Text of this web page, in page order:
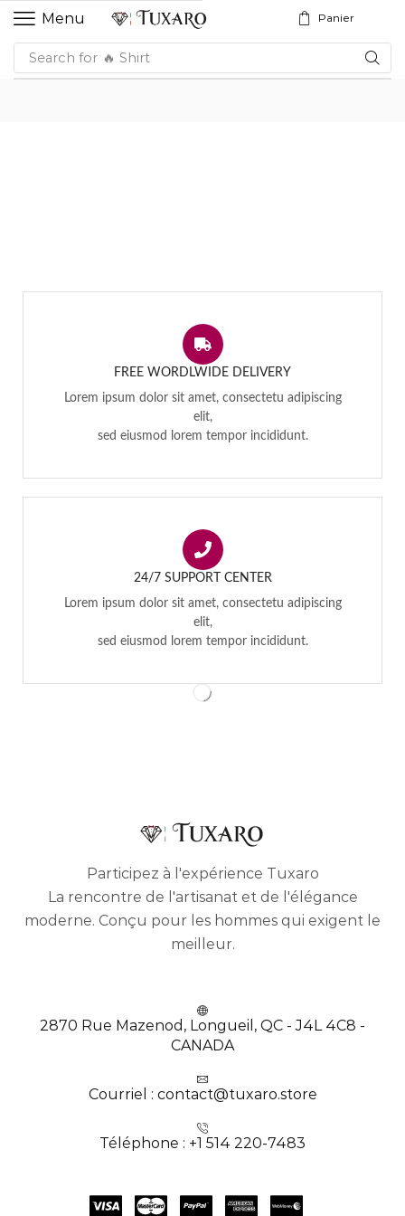
Menu Panier
Search for 🔥 Shirt
FREE WORDLWIDE DELIVERY
Lorem ipsum dolor sit amet, consectetu adipiscing
elit,
sed eiusmod lorem tempor incididunt.
24/7 SUPPORT CENTER
Lorem ipsum dolor sit amet, consectetu adipiscing
elit,
sed eiusmod lorem tempor incididunt.
Participez à l'expérience Tuxaro
La rencontre de l'artisanat et de l'élégance
moderne. Conçu pour les hommes qui exigent le
meilleur.
2870 Rue Mazenod, Longueil, QC - J4L 4C8 -
CANADA
Courriel : contact@tuxaro.store
Téléphone : +1 514 220-7483